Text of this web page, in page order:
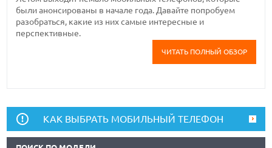
были анонсированы в начале года. Давайте попробуем
разобраться, какие из них самые интересные и
перспективные.
ЧИТАТЬ ПОЛНЫЙ ОБЗОР
КАК ВЫБРАТЬ МОБИЛЬНЫЙ ТЕЛЕФОН